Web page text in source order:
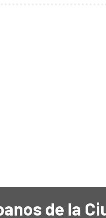
de la